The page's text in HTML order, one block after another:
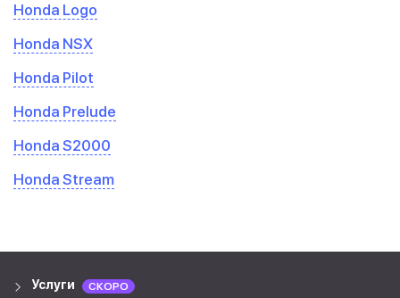
Honda Logo
Honda NSX
Honda Pilot
Honda Prelude
Honda S2000
Honda Stream
Услуги СКОРО